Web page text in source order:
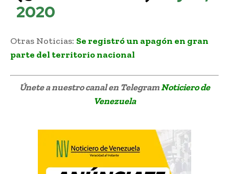
2020
Otras Noticias: Se registró un apagón en gran
parte del territorio nacional
Únete a nuestro canal en TelegramNoticiero de
Venezuela